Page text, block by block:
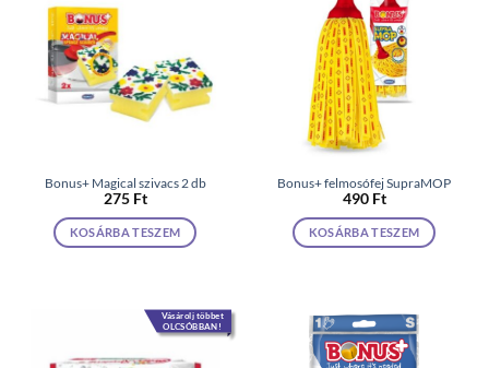
Bonus+ Magical szivacs 2 db
275 Ft
KOSÁRBA TESZEM
Bonus+ felmosófej SupraMOP
490 Ft
KOSÁRBA TESZEM
Vásárolj többet
OLCSÓBBAN!